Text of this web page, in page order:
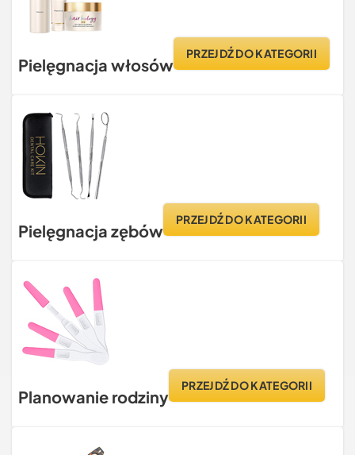
Pielęgnacja włosów
PRZEJDŹ DO KATEGORII
Pielęgnacja zębów
PRZEJDŹ DO KATEGORII
Planowanie rodziny
PRZEJDŹ DO KATEGORII